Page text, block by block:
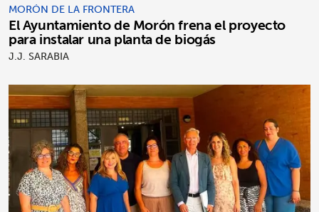
MORÓN DE LA FRONTERA
El Ayuntamiento de Morón frena el proyecto
para instalar una planta de biogás
J.J. SARABIA